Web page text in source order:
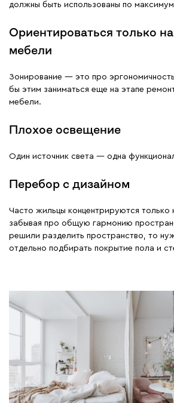
должны быть использованы по
Ориентироваться только
мебели
Зонирование — это про
бы этим заниматься еще на этапе
мебели.
Плохое освещение
Один источник света — одна
Перебор с дизайном
Часто жильцы концентрируются только
забывая про общую гармонию
решили разделить пространство, то
отдельно подбирать покрытие пола и